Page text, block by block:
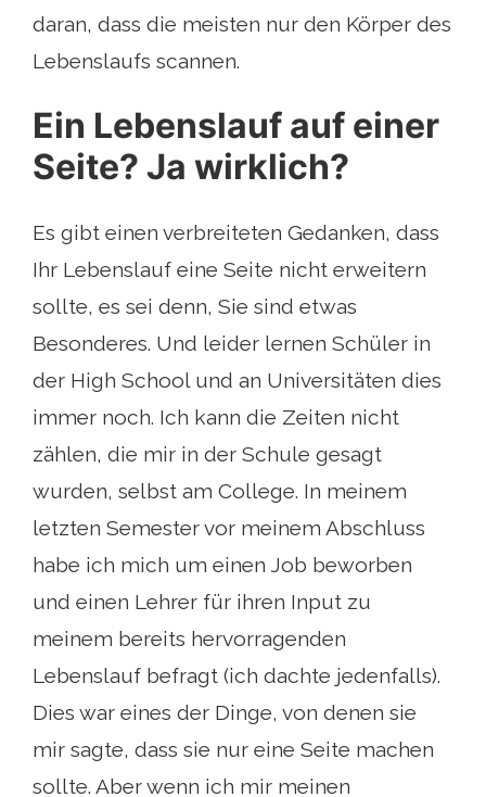
daran, dass die meisten nur den Körper des
Lebenslaufs scannen.
Ein Lebenslauf auf einer
Seite? Ja wirklich?
Es gibt einen verbreiteten Gedanken, dass
Ihr Lebenslauf eine Seite nicht erweitern
sollte, es sei denn, Sie sind etwas
Besonderes. Und leider lernen Schüler in
der High School und an Universitäten dies
immer noch. Ich kann die Zeiten nicht
zählen, die mir in der Schule gesagt
wurden, selbst am College. In meinem
letzten Semester vor meinem Abschluss
habe ich mich um einen Job beworben
und einen Lehrer für ihren Input zu
meinem bereits hervorragenden
Lebenslauf befragt (ich dachte jedenfalls).
Dies war eines der Dinge, von denen sie
mir sagte, dass sie nur eine Seite machen
sollte. Aber wenn ich mir meinen